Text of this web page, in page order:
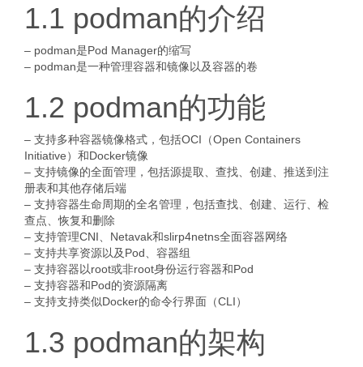
1.1 podman的介绍
– podman是Pod Manager的缩写
– podman是一种管理容器和镜像以及容器的卷
1.2 podman的功能
– 支持多种容器镜像格式，包括OCI（Open Containers
Initiative）和Docker镜像
– 支持镜像的全面管理，包括源提取、查找、创建、推送到注
册表和其他存储后端
– 支持容器生命周期的全名管理，包括查找、创建、运行、检
查点、恢复和删除
– 支持管理CNI、Netavak和slirp4netns全面容器网络
– 支持共享资源以及Pod、容器组
– 支持容器以root或非root身份运行容器和Pod
– 支持容器和Pod的资源隔离
– 支持支持类似Docker的命令行界面（CLI）
1.3 podman的架构